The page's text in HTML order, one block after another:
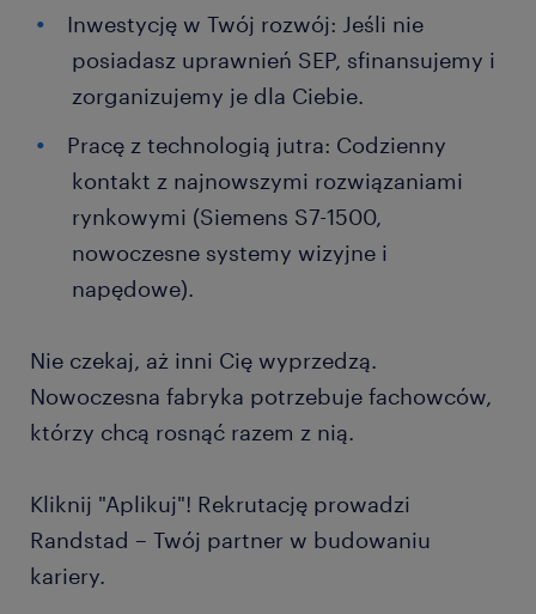
Inwestycję w Twój rozwój: Jeśli nie
posiadasz uprawnień SEP, sfinansujemy i
zorganizujemy je dla Ciebie.
Pracę z technologią jutra: Codzienny
kontakt z najnowszymi rozwiązaniami
rynkowymi (Siemens S7-1500,
nowoczesne systemy wizyjne i
napędowe).
Nie czekaj, aż inni Cię wyprzedzą.
Nowoczesna fabryka potrzebuje fachowców,
którzy chcą rosnąć razem z nią.
Kliknij "Aplikuj"! Rekrutację prowadzi
Randstad – Twój partner w budowaniu
kariery.